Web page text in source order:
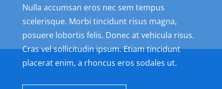
Nulla accumsan eros nec sem tempus
scelerisque. Morbi tincidunt risus magna,
posuere lobortis felis. Donec at vehicula risus.
Cras vel sollicitudin ipsum. Etiam tincidunt
placerat enim, a rhoncus eros sodales ut.